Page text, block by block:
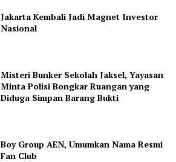
Jakarta Kembali Jadi Magnet Investor
Nasional
Misteri Bunker Sekolah Jaksel, Yayasan
Minta Polisi Bongkar Ruangan yang
Diduga Simpan Barang Bukti
Boy Group AEN, Umumkan Nama Resmi
Fan Club